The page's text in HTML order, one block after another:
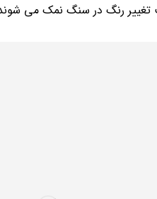
تغییر رنگ در سنگ نمک می